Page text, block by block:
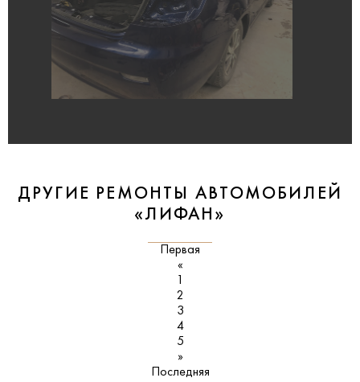
ДРУГИЕ РЕМОНТЫ АВТОМОБИЛЕЙ
«ЛИФАН»
Первая
«
2
3
4
5
»
Последняя